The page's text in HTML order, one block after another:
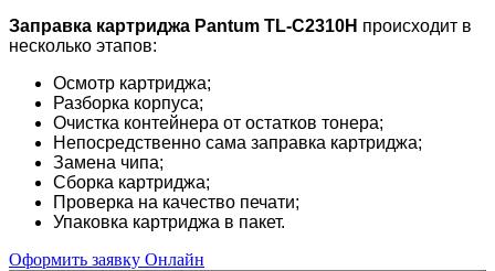
Заправка картриджа Pantum TL-C2310H происходит в
несколько этапов:
Осмотр картриджа;
Разборка корпуса;
Очистка контейнера от остатков тонера;
Непосредственно сама заправка картриджа;
Замена чипа;
Сборка картриджа;
Проверка на качество печати;
Упаковка картриджа в пакет.
Оформить заявку Онлайн